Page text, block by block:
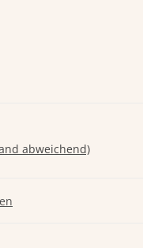
abweichend)